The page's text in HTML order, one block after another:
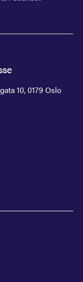
10, 0179 Oslo